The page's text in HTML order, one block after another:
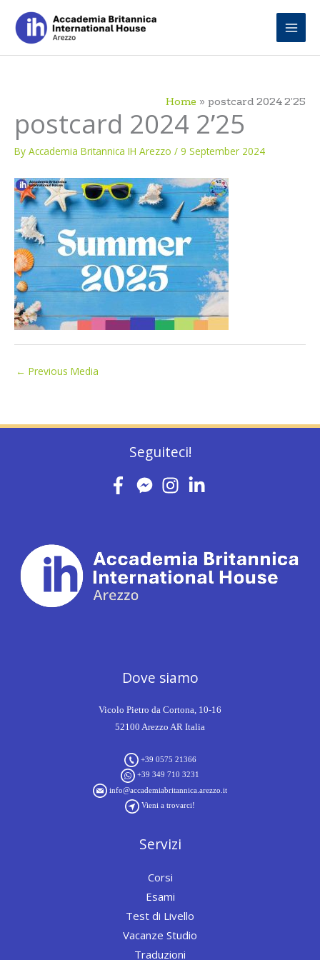
content
Home postcard 2024 2’25
postcard 2024 2’25
By Accademia Britannica IH Arezzo / 9 September 2024
← Previous Media
Seguiteci!
Dove siamo
Vicolo Pietro da Cortona, 10-16
52100 Arezzo AR Italia
+39 0575 21366
+39 349 710 3231
info@accademiabritannica.arezzo.it
Vieni a trovarci!
Servizi
Corsi
Esami
Test di Livello
Vacanze Studio
Traduzioni